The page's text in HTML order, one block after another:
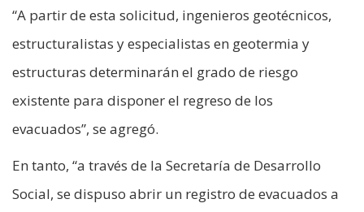
“A partir de esta solicitud, ingenieros geotécnicos,
estructuralistas y especialistas en geotermia y
estructuras determinarán el grado de riesgo
existente para disponer el regreso de los
evacuados”, se agregó.
En tanto, “a través de la Secretaría de Desarrollo
Social, se dispuso abrir un registro de evacuados a